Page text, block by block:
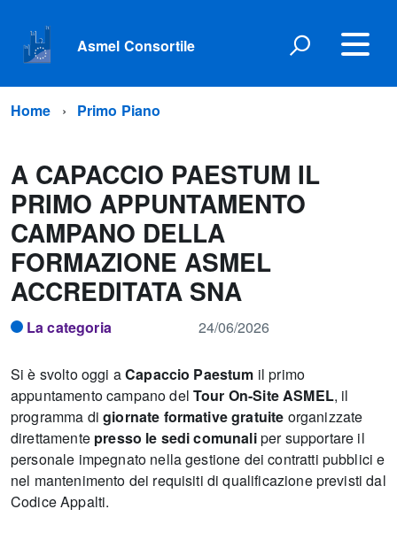
Asmel Consortile
Home Primo Piano
A CAPACCIO PAESTUM IL
PRIMO APPUNTAMENTO
CAMPANO DELLA
FORMAZIONE ASMEL
ACCREDITATA SNA
La categoria 24/06/2026
Si è svolto oggi aCapaccio Paestum il primo
appuntamento campano delTour On-Site ASMEL, il
programma digiornate formative gratuite organizzate
direttamente presso le sedi comunaliper supportare il
personale impegnato nella gestione dei contratti pubblici e
nel mantenimento dei requisiti di qualificazione previsti dal
Codice Appalti.